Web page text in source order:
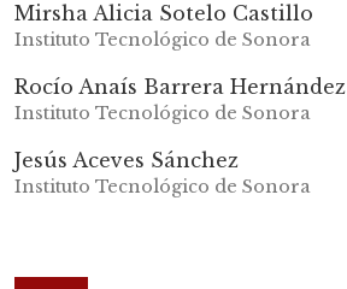
Mirsha Alicia Sotelo Castillo
Instituto Tecnológico de Sonora
Rocío Anaís Barrera Hernández
Instituto Tecnológico de Sonora
Jesús Aceves Sánchez
Instituto Tecnológico de Sonora